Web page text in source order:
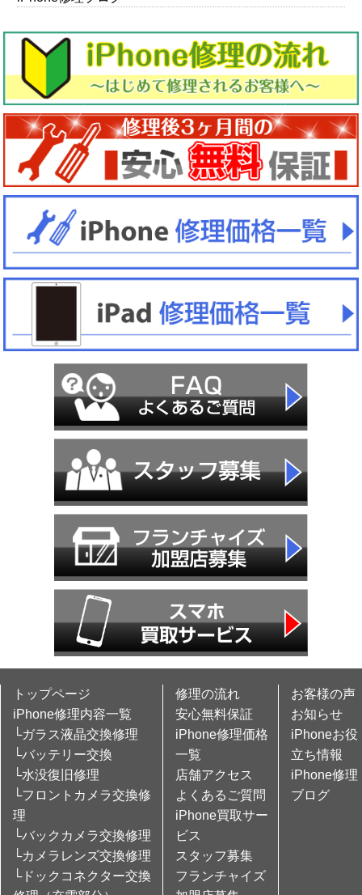
トップページ
iPhone修理内容一覧
└ガラス液晶交換修理
└バッテリー交換
└水没復旧修理
└フロントカメラ交換修
理
└バックカメラ交換修理
└カメラレンズ交換修理
└ドックコネクター交換
修理の流れ
安心無料保証
iPhone修理価格
一覧
店舗アクセス
よくあるご質問
iPhone買取サー
ビス
スタッフ募集
フランチャイズ
お客様の声
お知らせ
iPhoneお役
立ち情報
iPhone修理
ブログ